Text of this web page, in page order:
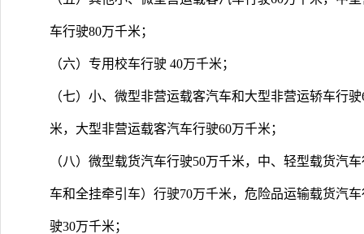
车行驶80万千米；
（六）专用校车行驶 40万千米；
（七）小、微型非营运载客汽车和大型非营运轿车行
米，大型非营运载客汽车行驶60万千米；
（八）微型载货汽车行驶50万千米，中、轻型载货汽
车和全挂牵引车）行驶70万千米，危险品运输载货汽
驶30万千米；